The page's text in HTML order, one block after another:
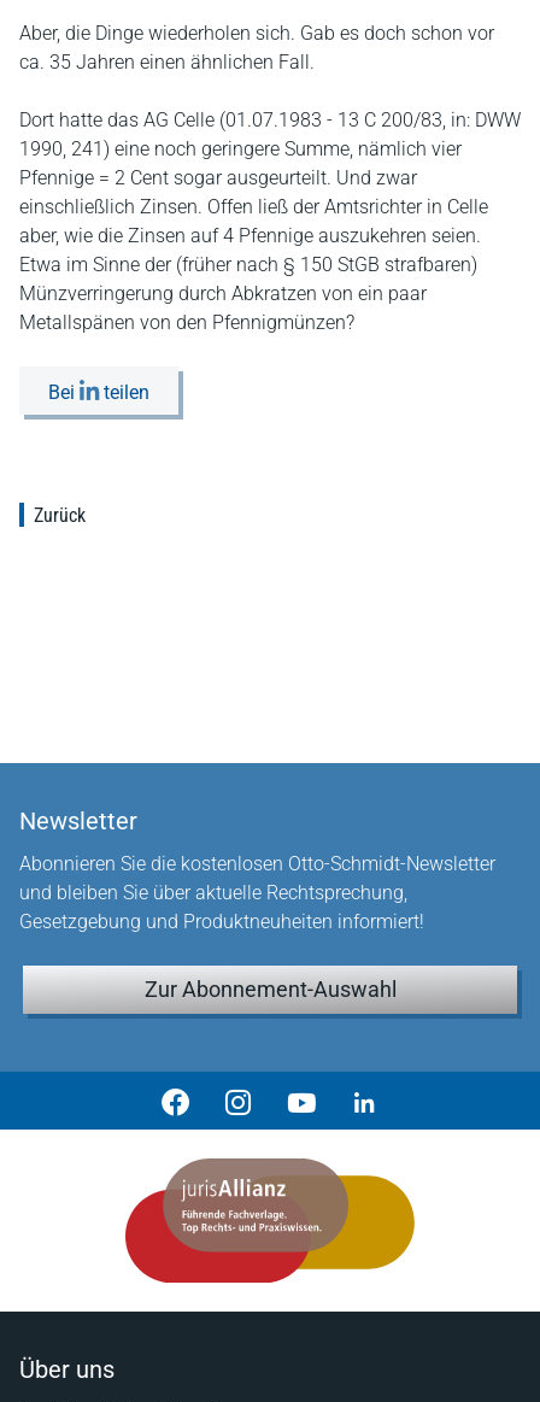
Aber, die Dinge wiederholen sich. Gab es doch schon vor
ca. 35 Jahren einen ähnlichen Fall.
Dort hatte das AG Celle (01.07.1983 - 13 C 200/83, in: DWW
1990, 241) eine noch geringere Summe, nämlich vier
Pfennige = 2 Cent sogar ausgeurteilt. Und zwar
einschließlich Zinsen. Offen ließ der Amtsrichter in Celle
aber, wie die Zinsen auf 4 Pfennige auszukehren seien.
Etwa im Sinne der (früher nach § 150 StGB strafbaren)
Münzverringerung durch Abkratzen von ein paar
Metallspänen von den Pfennigmünzen?
Bei teilen
Zurück
Newsletter
Abonnieren Sie die kostenlosen Otto-Schmidt-Newsletter
und bleiben Sie über aktuelle Rechtsprechung,
Gesetzgebung und Produktneuheiten informiert!
Zur Abonnement-Auswahl
Über uns